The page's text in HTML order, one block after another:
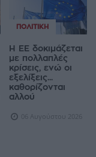
ΠΟΛΙΤΙΚΉ
Η ΕΕ δοκιμάζεται
με πολλαπλές
κρίσεις, ενώ οι
εξελίξεις...
καθορίζονται
αλλού
06 Αυγούστου 2026